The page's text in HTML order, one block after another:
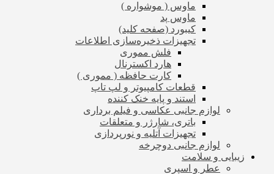
ماوس ( موشواره )
ماوس پد
کیبورد (صفحه کلید)
تجهیزات ذخیره‌سازی اطلاعات
فلش مموری
هارد اکسترنال
کارت حافظه ( مموری )
قطعات کامپیوتر و لپ تاپ
استند و پایه خنک کننده
لوازم جانبی عکاسی و فیلم برداری
باتری، شارژر و متعلقات
تجهیزات آتلیه و نورپردازی
لوازم جانبی دوچرخه
زیبایی و سلامت
عطر و اسپری